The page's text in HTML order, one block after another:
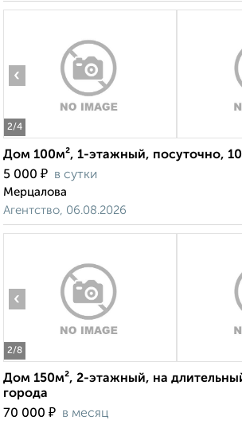
2/4
‹
Дом 100м², 1-этажный, посуточно,
5 000 ₽ в сутки
Мерцалова
Агентство, 06.08.2026
2/8
‹
Дом 150м², 2-этажный, на
города
70 000 ₽ в месяц